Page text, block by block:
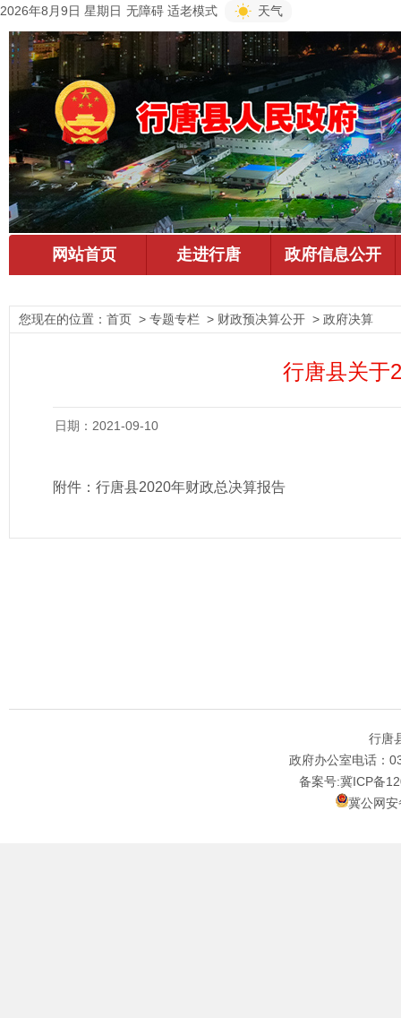
2026年8月9日 星期日 无障碍 适老模式 天气
您现在的位置： 首页 > 专题专栏 > 财政预决算公开 > 政府决算
行唐县关于
日期：2021-09-10
附件： 行唐县2020年财政总决算报告